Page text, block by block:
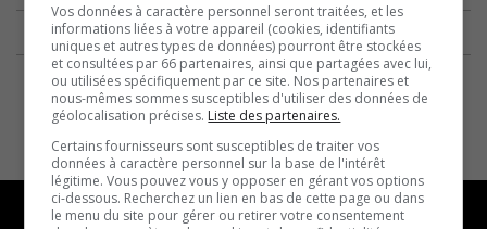
Vos données à caractère personnel seront traitées, et les
informations liées à votre appareil (cookies, identifiants
uniques et autres types de données) pourront être stockées
et consultées par 66 partenaires, ainsi que partagées avec lui,
ou utilisées spécifiquement par ce site. Nos partenaires et
nous-mêmes sommes susceptibles d'utiliser des données de
géolocalisation précises. Liste des partenaires.
Certains fournisseurs sont susceptibles de traiter vos
données à caractère personnel sur la base de l'intérêt
légitime. Vous pouvez vous y opposer en gérant vos options
ci-dessous. Recherchez un lien en bas de cette page ou dans
le menu du site pour gérer ou retirer votre consentement